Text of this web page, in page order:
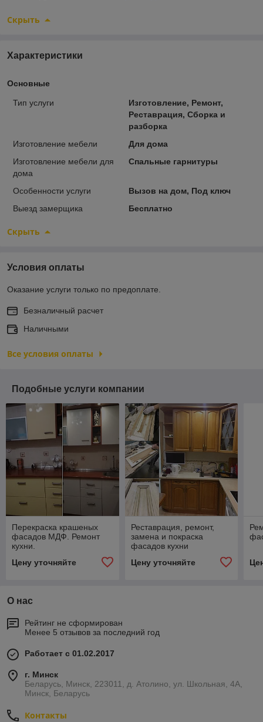
Скрыть
Характеристики
Основные
Тип услуги
Изготовление, Ремонт,
Реставрация, Сборка и
разборка
Изготовление мебели
Для дома
Изготовление мебели для
дома
Спальные гарнитуры
Особенности услуги
Вызов на дом, Под ключ
Выезд замерщика
Бесплатно
Скрыть
Условия оплаты
Оказание услуги только по предоплате.
Безналичный расчет
Наличными
Все условия оплаты
Подобные услуги компании
Перекраска крашеных
фасадов МДФ. Ремонт
кухни.
Цену уточняйте
Реставрация, ремонт,
замена и покраска
фасадов кухни
Цену уточняйте
О нас
Рейтинг не сформирован
Менее 5 отзывов за последний год
Работает с 01.02.2017
г. Минск
Беларусь, Минск, 223011, д. Атолино, ул. Школьная, 4А,
Минск, Беларусь
Контакты